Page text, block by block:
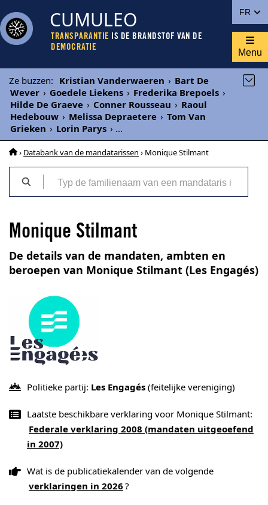
FR
CUMULEO
TRANSPARANTIE IS DE BRANDSTOF VAN DE
DEMOCRATIE
Menu
Ze buzzen: Kristian Vanderwaeren › Bart De
Wever › Goedele Liekens › Frederika Brepoels ›
Hilde De Graeve › Conner Rousseau › Raoul
Hedebouw › Melissa Depraetere › Tom Van
Grieken › Lorin Parys › ...
› Databank van de mandatarissen › Monique Stilmant
Monique Stilmant
De details van de mandaten, ambten en
beroepen van Monique Stilmant (Les Engagés)
Politieke partij: Les Engagés (feitelijke vereniging)
Laatste beschikbare verklaring voor Monique Stilmant:
Federale verklaring 2008 (mandaten uitgeoefend
in 2007)
Wat is de publicatiekalender van de volgende
verklaringen in 2026 ?